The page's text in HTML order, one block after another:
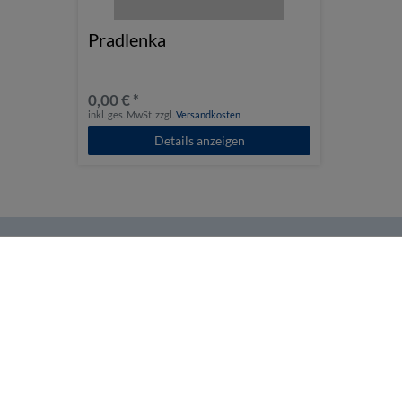
Pradlenka
0,00 € *
inkl. ges. MwSt. zzgl.Versandkosten
Details anzeigen